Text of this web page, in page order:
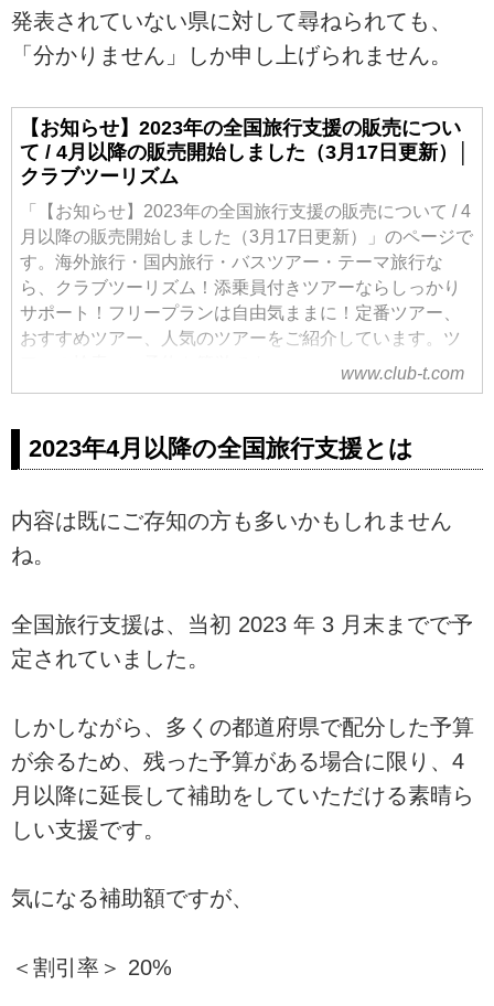
発表されていない県に対して尋ねられても、
「分かりません」しか申し上げられません。
【お知らせ】2023年の全国旅行支援の販売につい
て / 4月以降の販売開始しました（3月17日更新）│
クラブツーリズム
「【お知らせ】2023年の全国旅行支援の販売について / 4
月以降の販売開始しました（3月17日更新）」のページで
す。海外旅行・国内旅行・バスツアー・テーマ旅行な
ら、クラブツーリズム！添乗員付きツアーならしっかり
サポート！フリープランは自由気ままに！定番ツアー、
おすすめツアー、人気のツアーをご紹介しています。ツ
www.club-t.com
2023年4月以降の全国旅行支援とは
内容は既にご存知の方も多いかもしれません
ね。
全国旅行支援は、当初 2023 年 3 月末までで予
定されていました。
しかしながら、多くの都道府県で配分した予算
が余るため、残った予算がある場合に限り、4
月以降に延長して補助をしていただける素晴ら
しい支援です。
気になる補助額ですが、
＜割引率＞ 20%